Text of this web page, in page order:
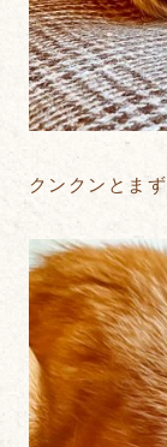
クンクンとま